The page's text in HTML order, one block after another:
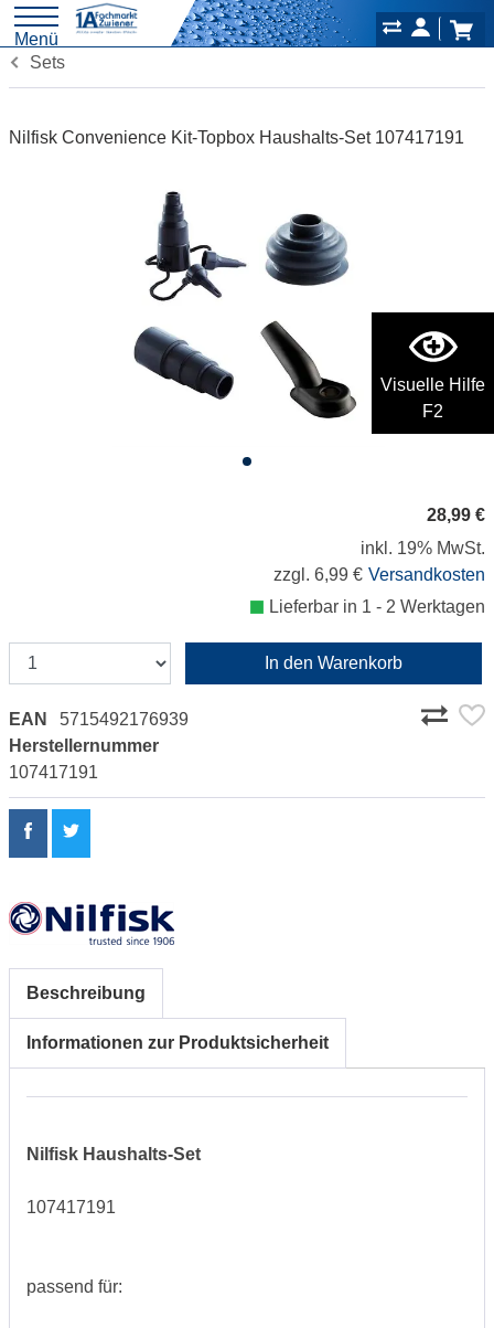
Visuelle Hilfe
F2
Menü
Sets
Nilfisk Convenience Kit-Topbox Haushalts-Set 107417191
28,99 €
inkl. 19% MwSt.
zzgl. 6,99 € Versandkosten
Lieferbar in 1 - 2 Werktagen
In den Warenkorb
EAN
5715492176939
Herstellernummer
107417191
Beschreibung
Informationen zur Produktsicherheit
Nilfisk Haushalts-Set
107417191
passend für: